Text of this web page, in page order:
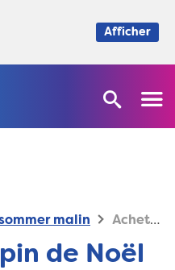
malin Acheter un sapin de Noël pour (presque) rien : mode d’emploi
de Noël
Afficher